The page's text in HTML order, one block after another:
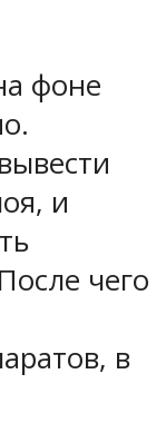
фоне
и
чего
в